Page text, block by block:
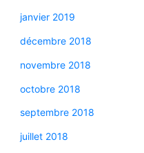
janvier 2019
décembre 2018
novembre 2018
octobre 2018
septembre 2018
juillet 2018